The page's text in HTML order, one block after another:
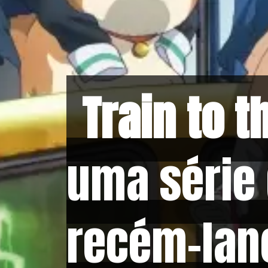
Train to
uma
recém-
Train to
uma
recém-